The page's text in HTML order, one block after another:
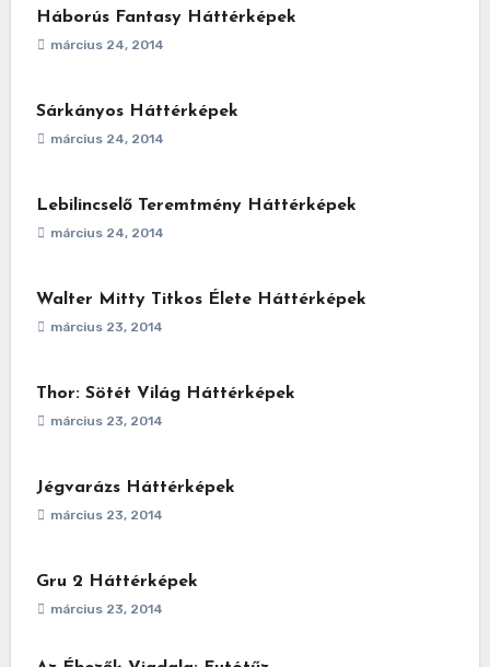
Háborús Fantasy Háttérképek
március 24, 2014
Sárkányos Háttérképek
március 24, 2014
Lebilincselő Teremtmény Háttérképek
március 24, 2014
Walter Mitty Titkos Élete Háttérképek
március 23, 2014
Thor: Sötét Világ Háttérképek
március 23, 2014
Jégvarázs Háttérképek
március 23, 2014
Gru 2 Háttérképek
március 23, 2014